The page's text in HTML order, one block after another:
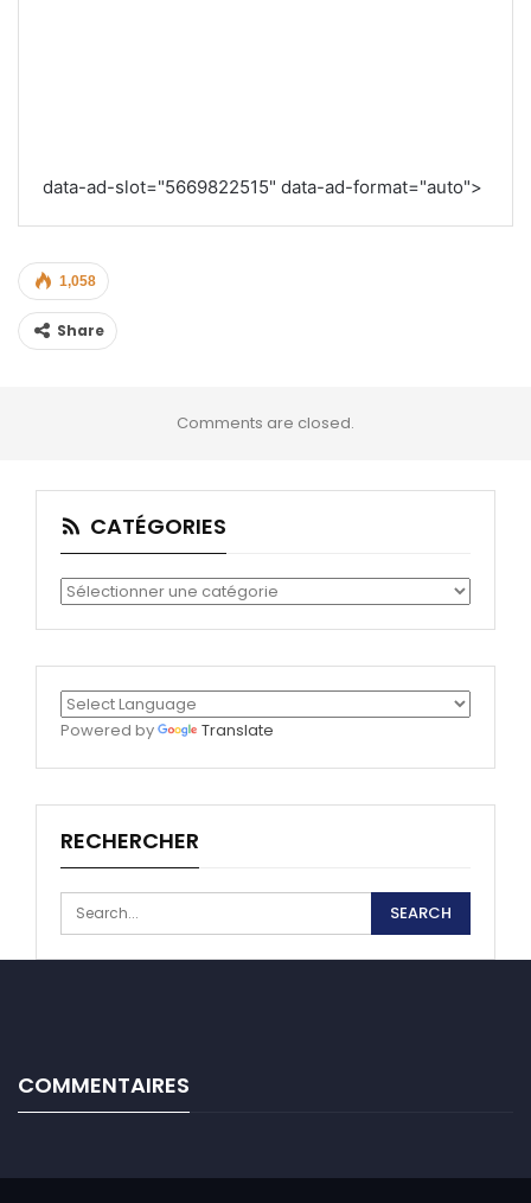
data-ad-slot="5669822515" data-ad-format="auto">
1,058
Share
Comments are closed.
CATÉGORIES
Catégories
Powered by Translate
RECHERCHER
COMMENTAIRES